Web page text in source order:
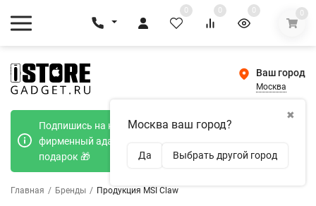
0 0 0 0
Ваш город
Москва
✖
Москва ваш город?
Да Выбрать другой город
Подпишись на наш телеграмм канал и получи
фирменный адаптер Type-C 20W при покупке в
подарок 🎁
Главная / Бренды / Продукция MSI Claw